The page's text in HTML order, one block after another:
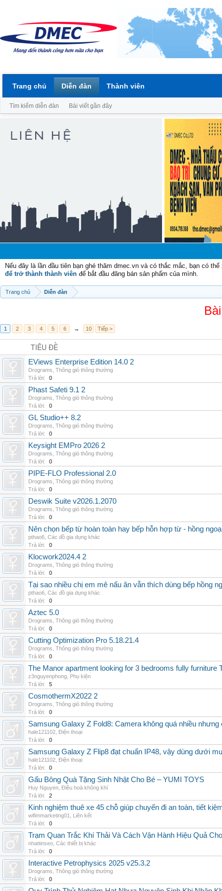
Nếu đây là lần đầu tiên bạn ghé thăm dmec.vn và có thắc mắc, bạn có
để trở thành thành viên để bắt đầu đăng bán sản phẩm của mình.
Trang chủ Diễn đàn
1 2 3 4 5 6 → 10 Tiếp >
TIÊU ĐỀ
EViews Enterprise Edition 14.0 2
Drograms Thông gió thông thường
Trả lời:
0
Phast Safeti 9.1 2
Drograms Thông gió thông thường
Trả lời:
0
GL Studio++ 8.2
Drograms Thông gió thông thường
Trả lời:
0
Keysight EMPro 2026 2
Drograms Thông gió thông thường
Trả lời:
0
PIPE-FLO Professional 2.0
Drograms Thông gió thông thường
Trả lời:
0
Deswik Suite v2026.1.2070
Drograms Thông gió thông thường
Trả lời:
0
Nên chọn bếp từ hoàn toàn hay bếp hỗn hợp từ - hồng
pthao6 Các đồ gia dụng khác
Trả lời:
0
Klocwork2024.4 2
Drograms Thông gió thông thường
Trả lời:
0
Tại sao nhiều chị em mê nấu ăn vẫn thích dùng bếp hồng
pthao6 Các đồ gia dụng khác
Trả lời:
0
Aztec 5.0
Drograms Thông gió thông thường
Trả lời:
0
Cutting Optimization Pro 5.18.21.4
Drograms Thông gió thông thường
Trả lời:
0
The Manor apartment looking for 3 bedrooms fully furniture
z3nguyenphong Phụ kiện
Trả lời:
5
CosmothermX2022 2
Drograms Thông gió thông thường
Trả lời:
0
Samsung Galaxy Z Fold8: Camera không quá nhiều nhưng
hale121102 Điện thoại
Trả lời:
0
Samsung Galaxy Z Flip8 đạt chuẩn IP48, vậy dùng dưới
hale121102 Điện thoại
Trả lời:
0
Gấu Bông Quà Tặng Sinh Nhật Cho Bé – YUMI TOYS
Huy Nguyen Điều hoà không khí
Trả lời:
2
Kinh nghiệm thuê xe 45 chỗ giúp chuyến đi an toàn, tiết
wifimmarketing01
Liên kết
Trả lời:
0
Trạm Quan Trắc Khí Thải Và Cách Vận Hành Hiệu Quả
nhattinseo Các thiết bị khác
Trả lời:
0
Interactive Petrophysics 2025 v25.3.2
Drograms Thông gió thông thường
Trả lời:
0
Trang chủ Diễn đàn
Tìm kiếm diễn đàn Bài viết gần đây
Thành viên